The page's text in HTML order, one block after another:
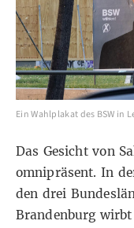
Ein Wahlplakat des BSW in
Das Gesicht von
omnipräsent. In
den drei
Brandenburg